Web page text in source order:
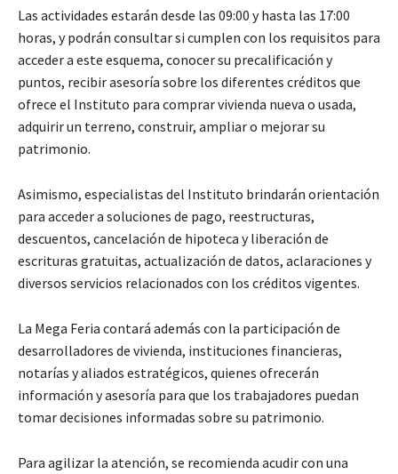
Las actividades estarán desde las 09:00 y hasta las 17:00
horas, y podrán consultar si cumplen con los requisitos para
acceder a este esquema, conocer su precalificación y
puntos, recibir asesoría sobre los diferentes créditos que
ofrece el Instituto para comprar vivienda nueva o usada,
adquirir un terreno, construir, ampliar o mejorar su
patrimonio.
Asimismo, especialistas del Instituto brindarán orientación
para acceder a soluciones de pago, reestructuras,
descuentos, cancelación de hipoteca y liberación de
escrituras gratuitas, actualización de datos, aclaraciones y
diversos servicios relacionados con los créditos vigentes.
La Mega Feria contará además con la participación de
desarrolladores de vivienda, instituciones financieras,
notarías y aliados estratégicos, quienes ofrecerán
información y asesoría para que los trabajadores puedan
tomar decisiones informadas sobre su patrimonio.
Para agilizar la atención, se recomienda acudir con una